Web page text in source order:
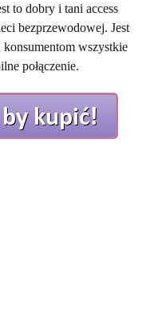
to dobry i tani access
bezprzewodowej. Jest
konsumentom wszystkie
połączenie.